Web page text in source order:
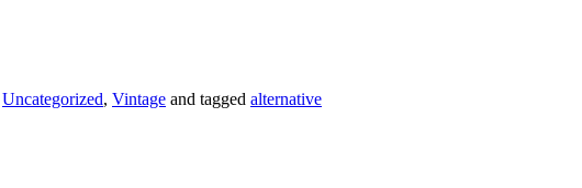
Uncategorized, Vintage and tagged alternative